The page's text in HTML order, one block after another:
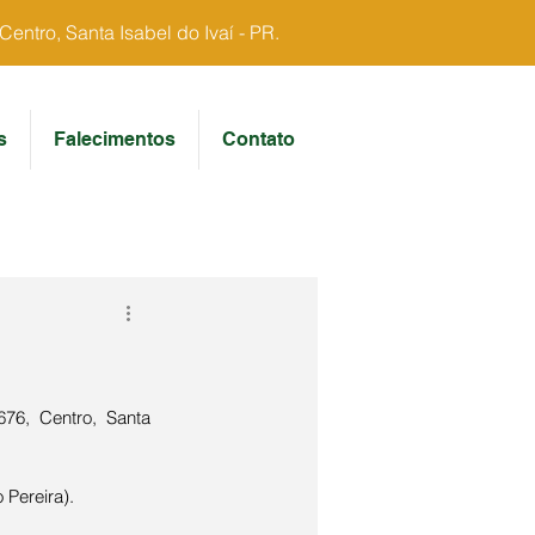
Santa Isabel do Ivaí - PR.
Falecimentos Contato
Centro, Santa
Pereira).